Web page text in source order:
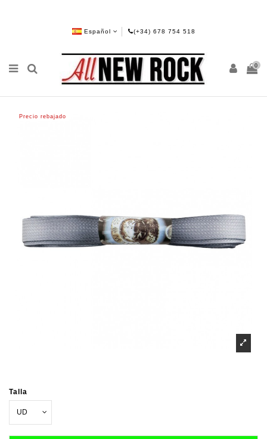
Español (+34) 678 754 518
0
Precio rebajado
Talla